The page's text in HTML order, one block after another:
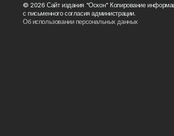
© 2026 Сайт издания "Оскон" Копирование
с письменного согласия администрации.
Об использовании персональных данных